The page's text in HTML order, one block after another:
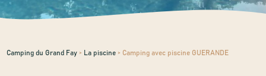
Camping du Grand Fay > La piscine > Camping avec piscine GUERANDE